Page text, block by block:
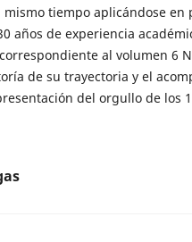
mismo tiempo aplicándose en
años de experiencia
al volumen 6
de su trayectoria y el
del orgullo de los